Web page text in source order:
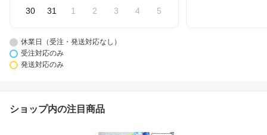
30 31 1 2 3 4 5
休業日（受注・発送対応なし）
受注対応のみ
発送対応のみ
ショップ内の注目商品